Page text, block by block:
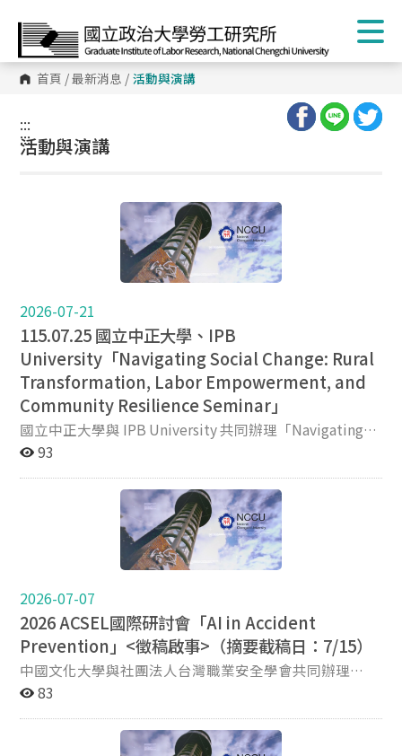
首頁 /最新消息 / 活動與演講
:::
:::
活動與演講
2026-07-21
115.07.25 國立中正大學、IPB
University「Navigating Social Change: Rural
Transformation, Labor Empowerment, and
Community Resilience Seminar」
國立中正大學與 IPB University 共同辦理「Navigating
Social Change: Rural Transformation, Labor
（引領社會變遷：農村轉型、勞動賦權與社區韌性研討
會），邀請兩校學者共同探討亞太地區快速經濟變遷與資
本擴張對社群發展之影響，並聚焦政策回應、勞動權益及
社區導向之解決方案，以促進社區韌性與包容性發展。
一、活動日期：2026年7月25日（星期六） 二、活動時
院509教室 四、主辦單位：國立中正大學、IPB
University 五、主講人及演講題目： （一）Prof. Dr. Ir.
Arya Hadi Dharmawan 演講題目：Social Change in
Indonesia: Regional Landscape Transformation Due to
Capital Expansion（印尼的社會變遷：資本擴張下的區域
Empowerment Policies for Women and Children in
Indonesia（印尼婦女與兒童賦權政策） （三）Dr. Bayu
93
2026-07-07
2026 ACSEL國際研討會「AI in Accident
Prevention」<徵稿啟事>（摘要截稿日：7/15）
中國文化大學與社團法人台灣職業安全學會共同辦理
「The 13th Asian Conference on Safety & Education in
19日（星期四）至11月20日（星期五）假中國文化大學
陽明山校本部舉行。 本屆會議主題為「AI in Accident
83